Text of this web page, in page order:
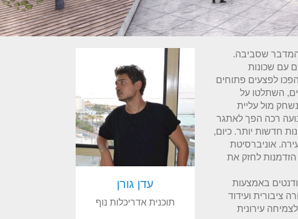
שסביבה.
עיר גנים עם שכונות
לפצעים פתוחים
השתלטו על
מול עליית
רכה הפך לאתגר
חדשות יותר. כיום,
אוניברסיטת
הזדמנות לחזק את
באמצעות
ציבורית ועידוד
עירונית
עדן גורן
תוכנית אדריכלות נוף